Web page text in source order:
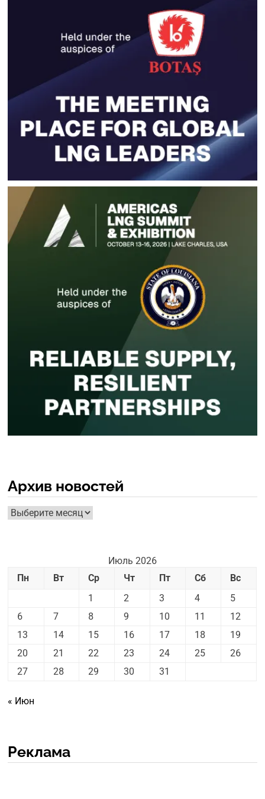
Архив новостей
Архив
новостей
Июль 2026
Пн
Вт Ср Чт Пт Сб
Вс
1
2 3 4
5
6
7 8 9 10 11
12
13
14 15 16 17 18
19
20
21 22 23 24 25
26
27
28 29 30 31
« Июн
Реклама